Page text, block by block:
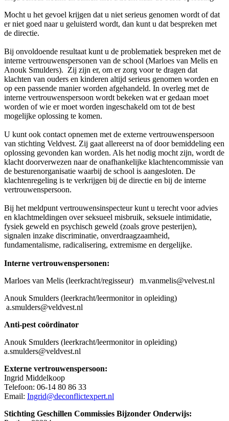
Mocht u het gevoel krijgen dat u niet serieus genomen wordt of dat
er niet goed naar u geluisterd wordt, dan kunt u dat bespreken met
de directie.
Bij onvoldoende resultaat kunt u de problematiek bespreken met de
interne vertrouwenspersonen van de school (Marloes van Melis en
Anouk Smulders). Zij zijn er, om er zorg voor te dragen dat
klachten van ouders en kinderen altijd serieus genomen worden en
op een passende manier worden afgehandeld. In overleg met de
interne vertrouwenspersoon wordt bekeken wat er gedaan moet
worden of wie er moet worden ingeschakeld om tot de best
mogelijke oplossing te komen.
U kunt ook contact opnemen met de externe vertrouwenspersoon
van stichting Veldvest. Zij gaat allereerst na of door bemiddeling een
oplossing gevonden kan worden. Als het nodig mocht zijn, wordt de
klacht doorverwezen naar de onafhankelijke klachtencommissie van
de besturenorganisatie waarbij de school is aangesloten. De
klachtenregeling is te verkrijgen bij de directie en bij de interne
vertrouwenspersoon.
Bij het meldpunt vertrouwensinspecteur kunt u terecht voor advies
en klachtmeldingen over seksueel misbruik, seksuele intimidatie,
fysiek geweld en psychisch geweld (zoals grove pesterijen),
signalen inzake discriminatie, onverdraagzaamheid,
fundamentalisme, radicalisering, extremisme en dergelijke.
Interne vertrouwenspersonen:
Marloes van Melis (leerkracht/regisseur) m.vanmelis@velvest.nl
Anouk Smulders (leerkracht/leermonitor in opleiding)
a.smulders@veldvest.nl
Anti-pest coördinator
Anouk Smulders (leerkracht/leermonitor in opleiding)
a.smulders@veldvest.nl
Externe vertrouwenspersoon:
Ingrid Middelkoop
Telefoon: 06-14 80 86 33
Email: Ingrid@deconflictexpert.nl
Stichting Geschillen Commissies Bijzonder Onderwijs: